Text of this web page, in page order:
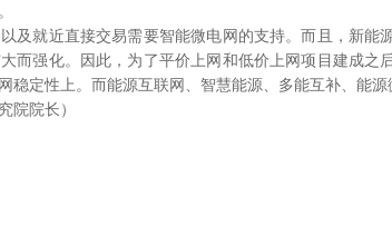
及就近直接交易需要智能微电网的支持。而且，新能
而强化。因此，为了平价上网和低价上网项目建成之
稳定性上。而能源互联网、智慧能源、多能互补、能源
院院长）